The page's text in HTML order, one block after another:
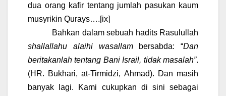
dua orang kafir tentang jumlah pasukan kaum
musyrikin Qurays….[ix]
Bahkan dalam sebuah hadits Rasulullah
shallallahu alaihi wasallambersabda: “Dan
beritakanlah tentang Bani Israil, tidak masalah”.
(HR. Bukhari, at-Tirmidzi, Ahmad). Dan masih
banyak lagi. Kami cukupkan di sini sebagai